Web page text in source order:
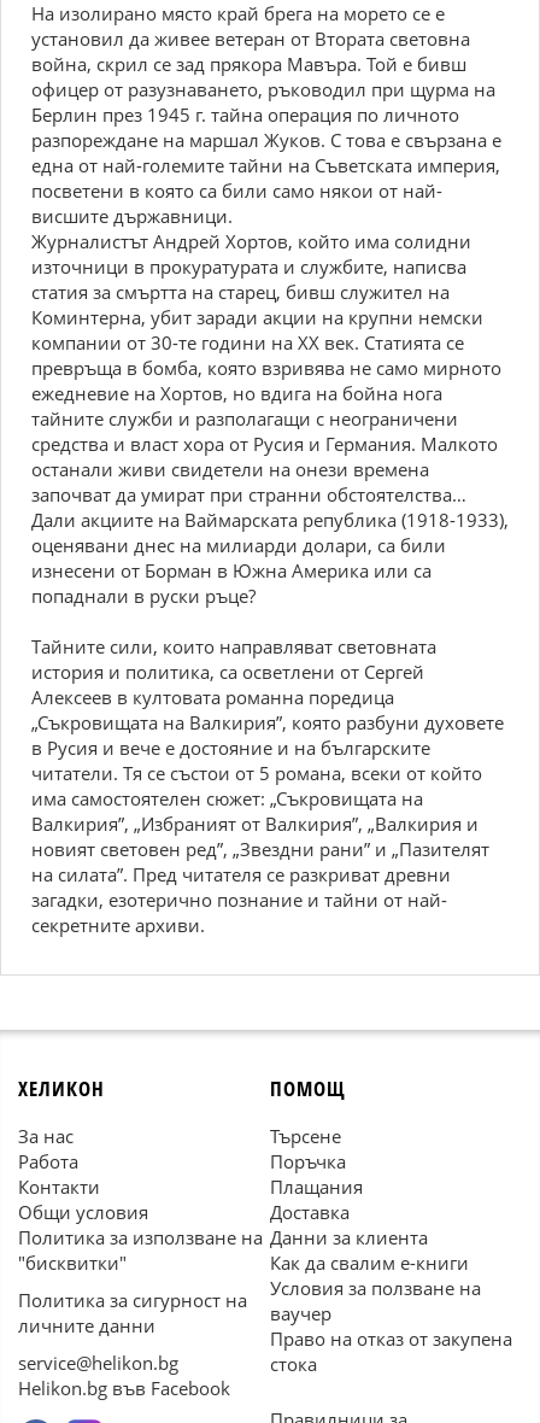
На изолирано място край брега на морето се е
установил да живее ветеран от Втората световна
война, скрил се зад прякора Мавъра. Той е бивш
офицер от разузнаването, ръководил при щурма на
Берлин през 1945 г. тайна операция по личното
разпореждане на маршал Жуков. С това е свързана е
една от най-големите тайни на Съветската империя,
посветени в която са били само някои от най-
висшите държавници.
Журналистът Андрей Хортов, който има солидни
източници в прокуратурата и службите, написва
статия за смъртта на старец, бивш служител на
Коминтерна, убит заради акции на крупни немски
компании от 30-те години на ХХ век. Статията се
превръща в бомба, която взривява не само мирното
ежедневие на Хортов, но вдига на бойна нога
тайните служби и разполагащи с неограничени
средства и власт хора от Русия и Германия. Малкото
останали живи свидетели на онези времена
започват да умират при странни обстоятелства…
Дали акциите на Ваймарската република (1918-1933),
оценявани днес на милиарди долари, са били
изнесени от Борман в Южна Америка или са
попаднали в руски ръце?
Тайните сили, които направляват световната
история и политика, са осветлени от Сергей
Алексеев в култовата романна поредица
„Съкровищата на Валкирия”, която разбуни духовете
в Русия и вече е достояние и на българските
читатели. Тя се състои от 5 романа, всеки от който
има самостоятелен сюжет: „Съкровищата на
Валкирия”, „Избраният от Валкирия”, „Валкирия и
новият световен ред”, „Звездни рани” и „Пазителят
на силата”. Пред читателя се разкриват древни
загадки, езотерично познание и тайни от най-
секретните архиви.
ХЕЛИКОН
За нас
Работа
Контакти
Общи условия
Политика за използване на
"бисквитки"
Политика за сигурност на
личните данни
service@helikon.bg
Helikon.bg във Facebook
ПОМОЩ
Търсене
Поръчка
Плащания
Доставка
Данни за клиента
Как да свалим е-книги
Условия за ползване на
ваучер
Право на отказ от закупена
стока